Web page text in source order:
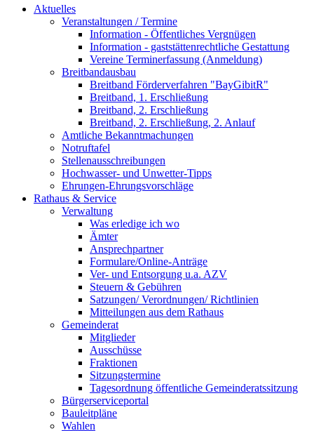
Aktuelles
Veranstaltungen / Termine
Information - Öffentliches Vergnügen
Information - gaststättenrechtliche Gestattung
Vereine Terminerfassung (Anmeldung)
Breitbandausbau
Breitband Förderverfahren "BayGibitR"
Breitband, 1. Erschließung
Breitband, 2. Erschließung
Breitband, 2. Erschließung, 2. Anlauf
Amtliche Bekanntmachungen
Notruftafel
Stellenausschreibungen
Hochwasser- und Unwetter-Tipps
Ehrungen-Ehrungsvorschläge
Rathaus & Service
Verwaltung
Was erledige ich wo
Ämter
Ansprechpartner
Formulare/Online-Anträge
Ver- und Entsorgung u.a. AZV
Steuern & Gebühren
Satzungen/ Verordnungen/ Richtlinien
Mitteilungen aus dem Rathaus
Gemeinderat
Mitglieder
Ausschüsse
Fraktionen
Sitzungstermine
Tagesordnung öffentliche Gemeinderatssitzung
Bürgerserviceportal
Bauleitpläne
Wahlen